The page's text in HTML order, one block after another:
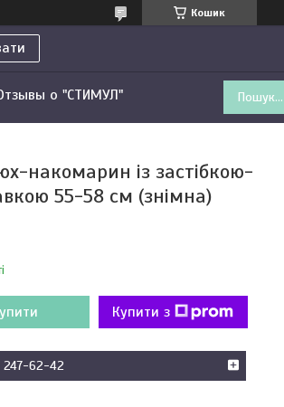
Кошик
о "СТИМУЛ"
накомарин із застібкою-
55-58 см (знімна)
Купити з
247-62-42